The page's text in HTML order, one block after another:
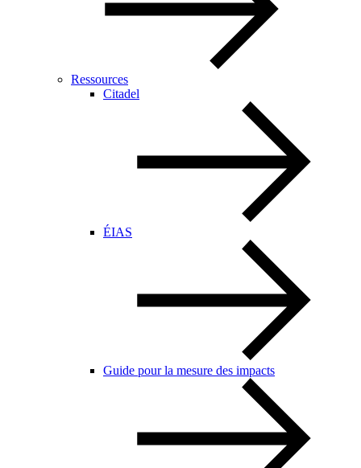
Ressources
Citadel
ÉIAS
Guide pour la mesure des impacts